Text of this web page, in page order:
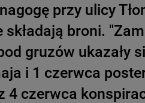
przy ulicy
składają broni.
gruzów ukazały
i 1 czerwca
4 czerwca